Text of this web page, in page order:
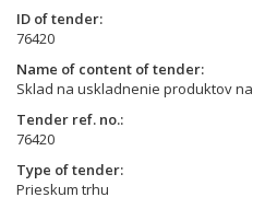
ID of tender
76420
Name of content of tender
Sklad na uskladnenie produktov
Tender ref. no.
76420
Type of tender
Prieskum trhu